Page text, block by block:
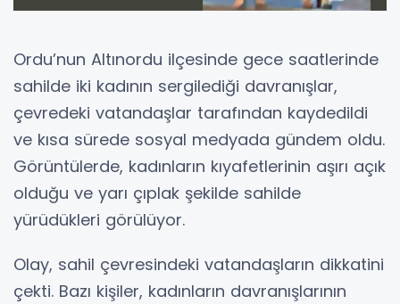
Ordu’nun Altınordu ilçesinde gece saatlerinde
sahilde iki kadının sergilediği davranışlar,
çevredeki vatandaşlar tarafından kaydedildi
ve kısa sürede sosyal medyada gündem oldu.
Görüntülerde, kadınların kıyafetlerinin aşırı açık
olduğu ve yarı çıplak şekilde sahilde
yürüdükleri görülüyor.
Olay, sahil çevresindeki vatandaşların dikkatini
çekti. Bazı kişiler, kadınların davranışlarının